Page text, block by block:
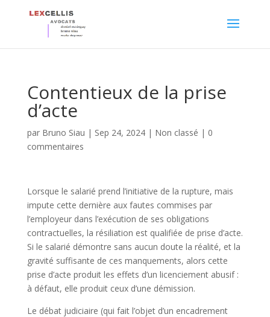
Contentieux de la prise
d’acte
par Bruno Siau | Sep 24, 2024| Non classé | 0
commentaires
Lorsque le salarié prend l’initiative de la rupture, mais
impute cette dernière aux fautes commises par
l’employeur dans l’exécution de ses obligations
contractuelles, la résiliation est qualifiée de prise d’acte.
Si le salarié démontre sans aucun doute la réalité, et la
gravité suffisante de ces manquements, alors cette
prise d’acte produit les effets d’un licenciement abusif :
à défaut, elle produit ceux d’une démission.
Le débat judiciaire (qui fait l’objet d’un encadrement